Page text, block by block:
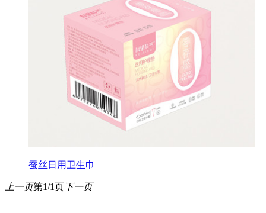
蚕丝日用卫生巾
上一页第1/1页下一页